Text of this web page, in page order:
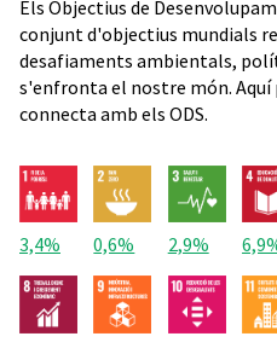
Els Objectius de
conjunt d'objectius mundials
desafiaments ambientals,
s'enfronta el nostre món. Aquí
connecta amb els ODS.
3,4% 0,6% 2,9%